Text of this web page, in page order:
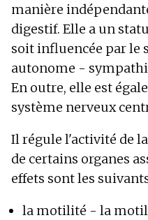
manière
digestif. Elle a un
soit influencée par le
autonome -
En outre, elle est
système nerveux
Il régule l'activité de
de certains organes
effets sont les
la motilité - la